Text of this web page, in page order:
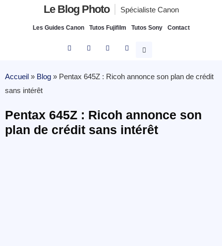
Le Blog Photo Spécialiste Canon
Les Guides Canon Tutos Fujifilm Tutos Sony Contact
Accueil » Blog » Pentax 645Z : Ricoh annonce son plan de crédit
sans intérêt
Pentax 645Z : Ricoh annonce son
plan de crédit sans intérêt